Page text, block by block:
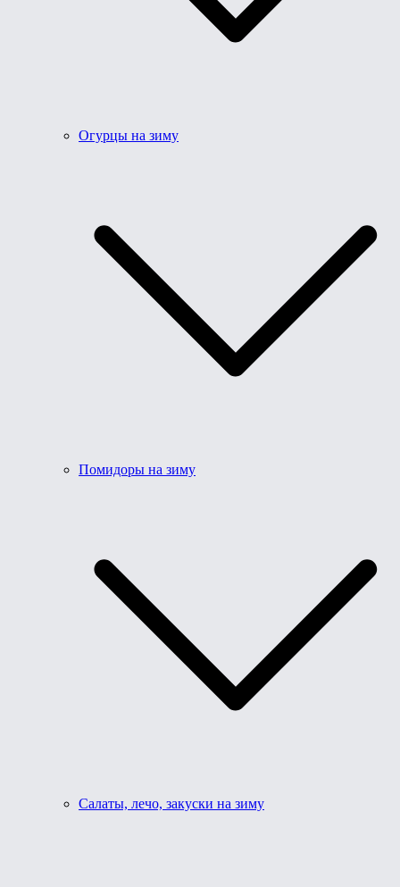
Огурцы на зиму
Помидоры на зиму
Салаты, лечо, закуски на зиму